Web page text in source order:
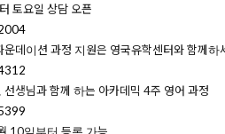
토요일 상담 오픈
운데이션 과정 지원은 영국유학센터와 함께하
선생님과 함께 하는 아카데믹 4주 영어 과정